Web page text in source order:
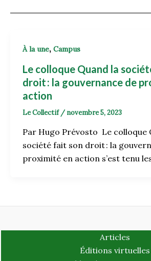
À la une, Campus
Le colloque Quand la
droit : la gouvernance de
action
Le Collectif / novembre 5, 2023
Par Hugo Prévosto Le colloque
société fait son droit : la
proximité en action s’est tenu
Articles
Éditions virtuelles